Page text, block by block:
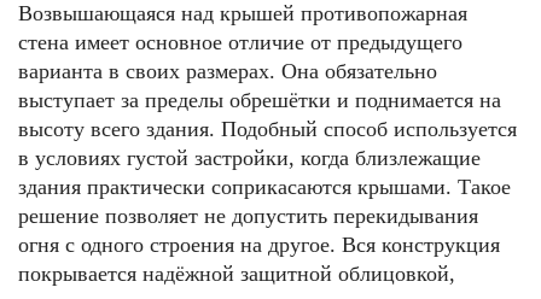
Возвышающаяся над крышей противопожарная
стена имеет основное отличие от предыдущего
варианта в своих размерах. Она обязательно
выступает за пределы обрешётки и поднимается на
высоту всего здания. Подобный способ используется
в условиях густой застройки, когда близлежащие
здания практически соприкасаются крышами. Такое
решение позволяет не допустить перекидывания
огня с одного строения на другое. Вся конструкция
покрывается надёжной защитной облицовкой,